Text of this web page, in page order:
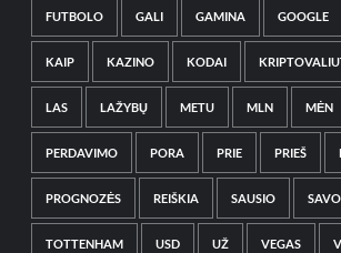
FUTBOLO GALI GAMINA GOOGLE
KAIP KAZINO KODAI
LAS LAŽYBŲ METU MLN MĖN
PERDAVIMO PORA PRIE PRIEŠ
PROGNOZĖS REIŠKIA SAUSIO SAVO
TOTTENHAM USD UŽ VEGAS